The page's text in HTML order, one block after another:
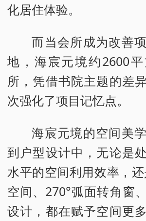
化居住体验。
而当会所成为改善
地，海宸元境约2600
所，凭借书院主题的差
次强化了项目记忆点。
海宸元境的空间美
到户型设计中，无论是
水平的空间利用效率，还
空间、270°弧面转角窗
设计，都在赋予空间更